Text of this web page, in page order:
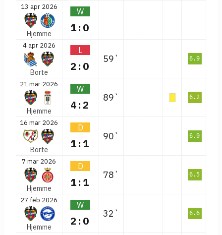
13 apr 2026
Hjemme
W
1:0
4 apr 2026
Borte
L
2:0
59` 6.9
21 mar 2026
Hjemme
W
4:2
89` 6.2
16 mar 2026
Borte
D
1:1
90` 6.9
7 mar 2026
Hjemme
D
1:1
78` 6.5
27 feb 2026
Hjemme
W
2:0
32` 6.6